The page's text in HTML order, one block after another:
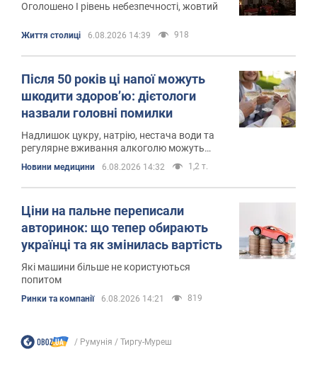
Оголошено І рівень небезпечності, жовтий
Життя столиці 6.08.2026 14:39 918
Після 50 років ці напої можуть
шкодити здоров’ю: дієтологи
назвали головні помилки
Надлишок цукру, натрію, нестача води та
регулярне вживання алкоголю можуть
негативно вплинути на здоров’я з віком
Новини медицини 6.08.2026 14:32 1,2 т.
Ціни на пальне переписали
авторинок: що тепер обирають
українці та як змінилась вартість
Які машини більше не користуються
попитом
Ринки та компанії 6.08.2026 14:21 819
Румунія Тиргу-Муреш